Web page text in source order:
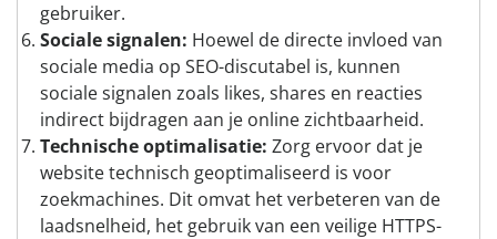
gebruiker.
Sociale signalen: Hoewel de directe invloed van
sociale media op SEO-discutabel is, kunnen
sociale signalen zoals likes, shares en reacties
indirect bijdragen aan je online zichtbaarheid.
Technische optimalisatie: Zorg ervoor dat je
website technisch geoptimaliseerd is voor
zoekmachines. Dit omvat het verbeteren van de
laadsnelheid, het gebruik van een veilige HTTPS-